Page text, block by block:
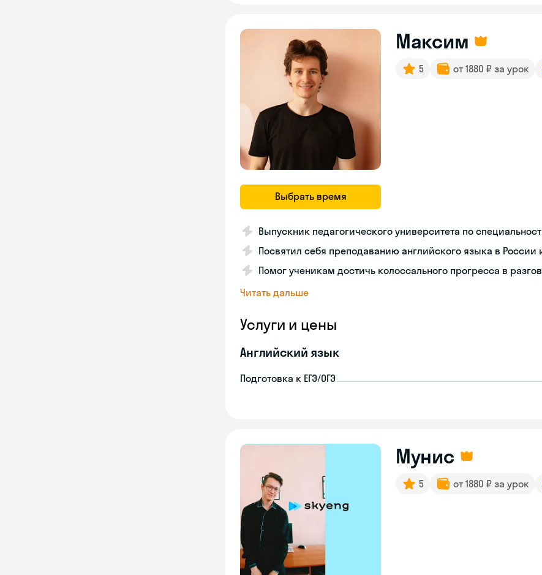
Выбрать время
Максим
5 от 1880 ₽ за урок
Выпускник педагогического университета по
Посвятил себя преподаванию английского языка в России
Помог ученикам достичь колоссального прогресса в
Читать дальше
Услуги и цены
Английский язык
Подготовка к ЕГЭ/ОГЭ
Мунис
5 от 1880 ₽ за урок